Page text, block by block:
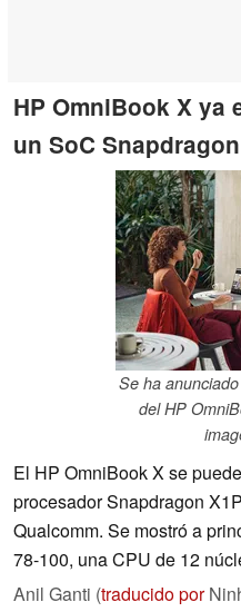
HP OmniBook X
un SoC
Se ha
del HP
El HP OmniBook X se
procesador Snapdragon
Qualcomm. Se mostró a
78-100, una CPU de 12
Anil Ganti (traducido por